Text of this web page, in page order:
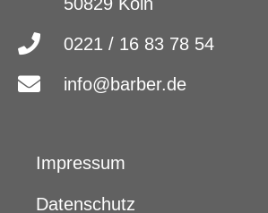
0221 / 16 83 78 54
info@barber.de
Impressum
Datenschutz